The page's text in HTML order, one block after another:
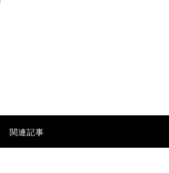
関連記事